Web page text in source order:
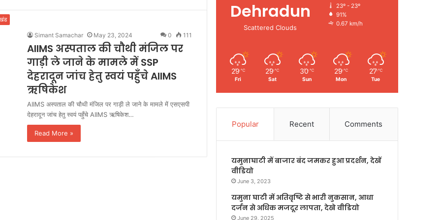
Simant Samachar May 23, 2024 0 111
AIIMS अस्पताल की चौथी मंजिल पर
गाड़ी ले जाने के मामले में SSP
देहरादून जांच हेतु स्वयं पहुँचे AIIMS
ऋषिकेश
AIIMS अस्पताल की चौथी मंजिल पर गाड़ी ले जाने के मामले में एसएसपी
देहरादून जांच हेतु स्वयं पहुँचे AIIMS ऋषिकेश…
Read More »
Dehradun
Scattered Clouds
23º - 23º
91%
0.67 km/h
29 ℃
Fri
29 ℃
Sat
30 ℃
Sun
29 ℃
Mon
27 ℃
Tue
Popular Recent Comments
यमुनाघाटी में बाजार बंद जमकर हुआ प्रदर्शन, देखें
वीडियो
June 3, 2023
यमुना घाटी में अतिवृष्टि से भारी नुकसान, आधा
दर्जन से अधिक मजदूर लापता, देखे वीडियो
June 29, 2025